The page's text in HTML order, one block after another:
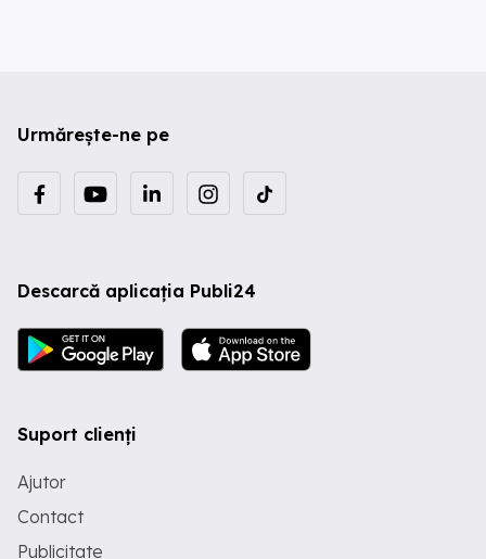
Urmărește-ne pe
Descarcă aplicația Publi24
Suport clienți
Ajutor
Contact
Publicitate